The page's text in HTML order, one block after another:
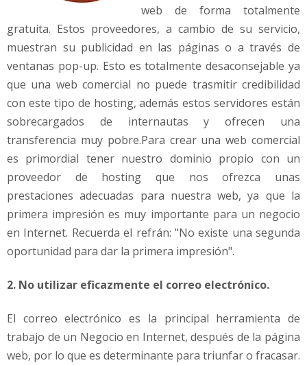
web de forma totalmente
gratuita. Estos proveedores, a cambio de su servicio,
muestran su publicidad en las páginas o a través de
ventanas pop-up. Esto es totalmente desaconsejable ya
que una web comercial no puede trasmitir credibilidad
con este tipo de hosting, además estos servidores están
sobrecargados de internautas y ofrecen una
transferencia muy pobre.Para crear una web comercial
es primordial tener nuestro dominio propio con un
proveedor de hosting que nos ofrezca unas
prestaciones adecuadas para nuestra web, ya que la
primera impresión es muy importante para un negocio
en Internet. Recuerda el refrán: "No existe una segunda
oportunidad para dar la primera impresión".
2. No utilizar eficazmente el correo electrónico.
El correo electrónico es la principal herramienta de
trabajo de un Negocio en Internet, después de la página
web, por lo que es determinante para triunfar o fracasar.